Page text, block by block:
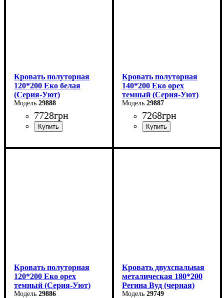
Кровать полуторная
120*200 Еко белая
(Серия-Уют)
29888
7728грн
Ширина: 124 см
Кровать полуторная
140*200 Еко орех
темный (Серия-Уют)
29887
7268грн
Ширина: 144 см
Кровать полуторная
120*200 Еко орех
темный (Серия-Уют)
29886
Кровать двухспальная
металическая 180*200
Регина Вуд (черная)
29749